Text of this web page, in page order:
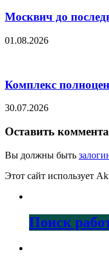
Москвич до
01.08.2026
Комплекс
30.07.2026
Оставить
Вы должны быть
Этот сайт использует
Поиск